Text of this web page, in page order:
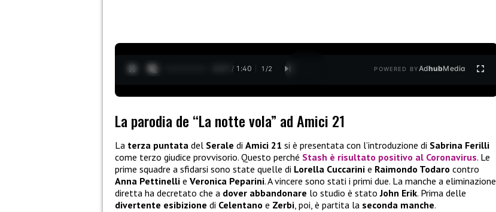
0:28 / 1:40 1 /2 POWERED BYAdhubMedia
La parodia de “La notte vola” ad Amici 21
La terza puntata del Serale di Amici 21 si è presentata con l’introduzione di Sabrina Ferilli
come terzo giudice provvisorio. Questo perché Stash è risultato positivo al Coronavirus. Le
prime squadre a sfidarsi sono state quelle di Lorella Cuccarini e Raimondo Todaro contro
Anna Pettinelli e Veronica Peparini. A vincere sono stati i primi due. La manche a eliminazione
diretta ha decretato che a dover abbandonare lo studio è statoJohn Erik. Prima delle
divertente esibizione di Celentano e Zerbi, poi, è partita la seconda manche.